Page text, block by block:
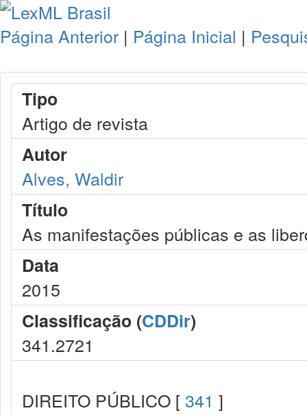
Página Anterior | Página Inicial |
Tipo
Artigo de revista
Autor
Alves, Waldir
Título
As manifestações públicas e as
Data
2015
Classificação (CDDir)
341.2721
DIREITO PÚBLICO [ 341 ]